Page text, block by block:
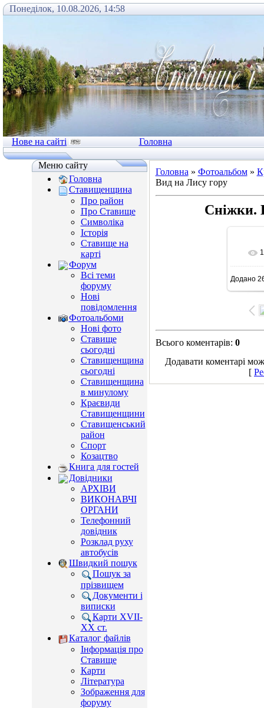
Понеділок, 10.08.2026, 14:58
Нове на сайті Головна
Меню сайту
Головна
Ставищенщина
Про район
Про Ставище
Символіка
Історія
Ставище на
карті
Форум
Всі теми
форуму
Нові
повідомлення
Фотоальбоми
Нові фото
Ставище
сьогодні
Ставищенщина
сьогодні
Ставищенщина
в минулому
Краєвиди
Ставищенщини
Ставищенський
район
Спорт
Козацтво
Книга для гостей
Довідники
АРХІВИ
ВИКОНАВЧІ
ОРГАНИ
Телефонний
довідник
Розклад руху
автобусів
Швидкий пошук
Пошук за
прізвищем
Документи і
виписки
Карти XVII-
XX ст.
Каталог файлів
Інформація про
Ставище
Карти
Література
Зображення для
форуму
Головна » Фотоальбом»
Вид на Лису гору
Сніжки.
Додано
Всього коментарів: 0
Додавати коментарі
[